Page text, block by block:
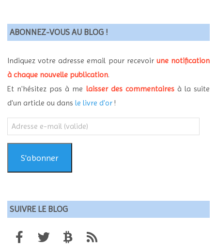
ABONNEZ-VOUS AU BLOG !
Indiquez votre adresse email pour recevoir une notification
à chaque nouvelle publication.
Et n'hésitez pas à me laisser des commentairesà la suite
d'un article ou dans le livre d'or !
Adresse
e-
mail
(valide)S'abonner
SUIVRE LE BLOG